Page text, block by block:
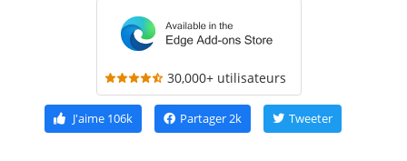
30,000+ utilisateurs
J'aime106k Partager2k Tweeter